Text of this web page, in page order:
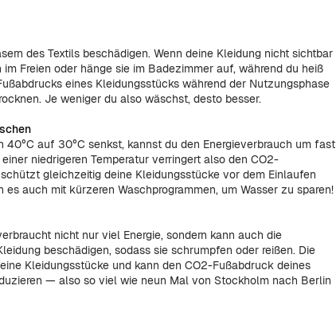
des Textils beschädigen. Wenn deine Kleidung nicht sichtbar
Freien oder hänge sie im Badezimmer auf, während du heiß
eines Kleidungsstücks während der Nutzungsphase
Je weniger du also wäschst, desto besser.
40°C auf 30°C senkst, kannst du den Energieverbrauch um fast
niedrigeren Temperatur verringert also den CO2-
gleichzeitig deine Kleidungsstücke vor dem Einlaufen
es auch mit kürzeren Waschprogrammen, um Wasser zu sparen!
nicht nur viel Energie, sondern kann auch die
beschädigen, sodass sie schrumpfen oder reißen. Die
Kleidungsstücke und kann den CO2-Fußabdruck deines
— also so viel wie neun Mal von Stockholm nach Berlin